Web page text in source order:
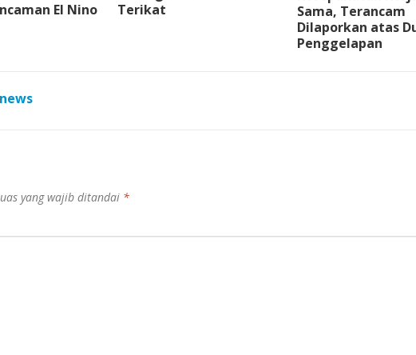
El Nino
Terikat
Sama, Terancam
Dilaporkan atas
Penggelapan
yang wajib ditandai *